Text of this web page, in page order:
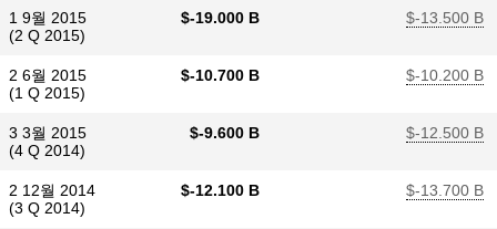
1 9월 2015
(2 Q 2015)
$​-19.000 B $​-13.500 B
2 6월 2015
(1 Q 2015)
$​-10.700 B $​-10.200 B
3 3월 2015
(4 Q 2014)
$​-9.600 B $​-12.500 B
2 12월 2014
(3 Q 2014)
$​-12.100 B $​-13.700 B